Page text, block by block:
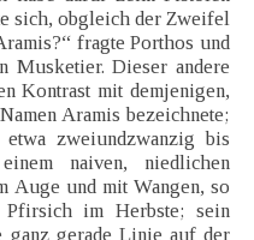
sich, obgleich der Zweifel
fragte Porthos und
Musketier. Dieser andere
Kontrast mit demjenigen,
Aramis bezeichnete;
zweiundzwanzig bis
naiven, niedlichen
Auge und mit Wangen, so
im Herbste; sein
ganz gerade Linie auf der